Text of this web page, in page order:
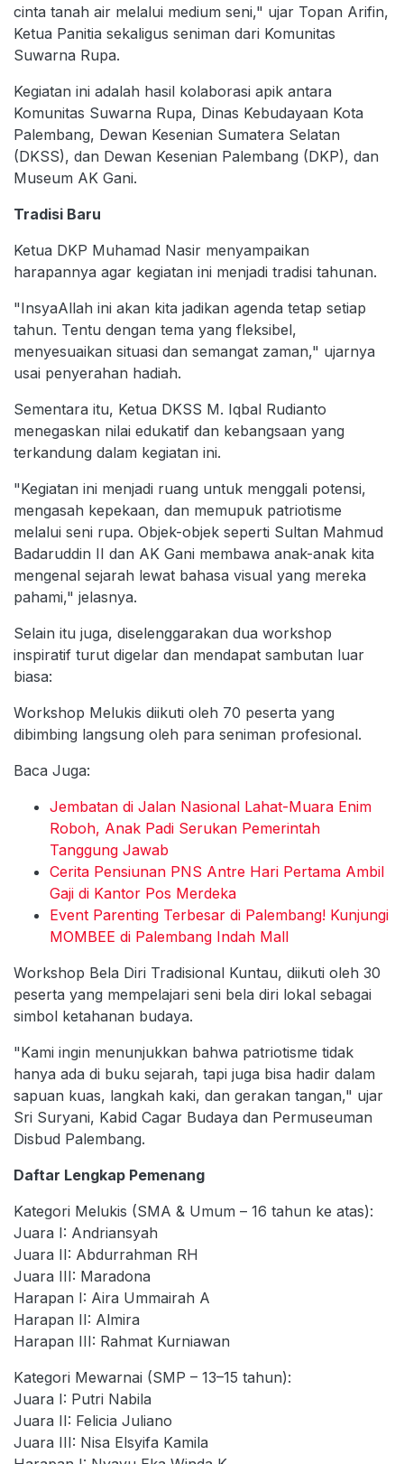
cinta tanah air melalui medium seni," ujar Topan Arifin,
Ketua Panitia sekaligus seniman dari Komunitas
Suwarna Rupa.
Kegiatan ini adalah hasil kolaborasi apik antara
Komunitas Suwarna Rupa, Dinas Kebudayaan Kota
Palembang, Dewan Kesenian Sumatera Selatan
(DKSS), dan Dewan Kesenian Palembang (DKP), dan
Museum AK Gani.
Tradisi Baru
Ketua DKP Muhamad Nasir menyampaikan
harapannya agar kegiatan ini menjadi tradisi tahunan.
"InsyaAllah ini akan kita jadikan agenda tetap setiap
tahun. Tentu dengan tema yang fleksibel,
menyesuaikan situasi dan semangat zaman," ujarnya
usai penyerahan hadiah.
Sementara itu, Ketua DKSS M. Iqbal Rudianto
menegaskan nilai edukatif dan kebangsaan yang
terkandung dalam kegiatan ini.
"Kegiatan ini menjadi ruang untuk menggali potensi,
mengasah kepekaan, dan memupuk patriotisme
melalui seni rupa. Objek-objek seperti Sultan Mahmud
Badaruddin II dan AK Gani membawa anak-anak kita
mengenal sejarah lewat bahasa visual yang mereka
pahami," jelasnya.
Selain itu juga, diselenggarakan dua workshop
inspiratif turut digelar dan mendapat sambutan luar
biasa:
Workshop Melukis diikuti oleh 70 peserta yang
dibimbing langsung oleh para seniman profesional.
Baca Juga:
Jembatan di Jalan Nasional Lahat-Muara Enim
Roboh, Anak Padi Serukan Pemerintah
Tanggung Jawab
Cerita Pensiunan PNS Antre Hari Pertama Ambil
Gaji di Kantor Pos Merdeka
Event Parenting Terbesar di Palembang! Kunjungi
MOMBEE di Palembang Indah Mall
Workshop Bela Diri Tradisional Kuntau, diikuti oleh 30
peserta yang mempelajari seni bela diri lokal sebagai
simbol ketahanan budaya.
"Kami ingin menunjukkan bahwa patriotisme tidak
hanya ada di buku sejarah, tapi juga bisa hadir dalam
sapuan kuas, langkah kaki, dan gerakan tangan," ujar
Sri Suryani, Kabid Cagar Budaya dan Permuseuman
Disbud Palembang.
Daftar Lengkap Pemenang
Kategori Melukis (SMA & Umum – 16 tahun ke atas):
Juara I: Andriansyah
Juara II: Abdurrahman RH
Juara III: Maradona
Harapan I: Aira Ummairah A
Harapan II: Almira
Harapan III: Rahmat Kurniawan
Kategori Mewarnai (SMP – 13–15 tahun):
Juara I: Putri Nabila
Juara II: Felicia Juliano
Juara III: Nisa Elsyifa Kamila